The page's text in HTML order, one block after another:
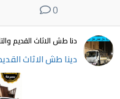
0
دنا طش الاثاث القديم
دينا طش الاثاث القديم